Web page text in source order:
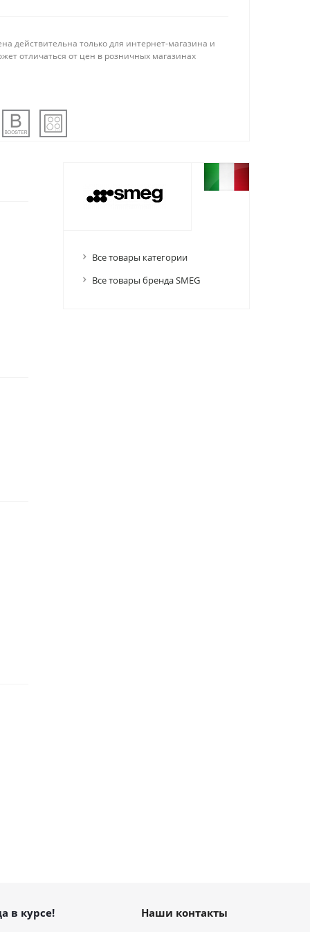
действительна только для интернет-магазина и
отличаться от цен в розничных магазинах
Все товары категории
Все товары бренда SMEG
в курсе! Наши контакты